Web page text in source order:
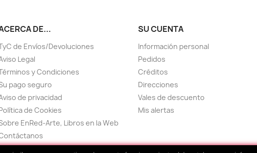
DE...
de Envíos/Devoluciones
Legal
y Condiciones
pago seguro
de privacidad
de Cookies
EnRed-Arte, Libros en la Web
del sitio
SU CUENTA
Información personal
Pedidos
Créditos
Direcciones
Vales de descuento
Mis alertas